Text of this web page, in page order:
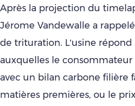
Après la projection du
Jérome Vandewalle a
de trituration. L’usine
auxquelles le consommateur
avec un bilan carbone filière
matières premières, ou le